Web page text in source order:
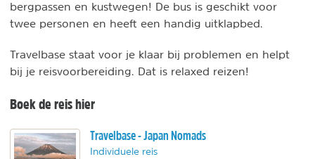
bergpassen en kustwegen! De bus is geschikt voor
twee personen en heeft een handig uitklapbed.
Travelbase staat voor je klaar bij problemen en helpt
bij je reisvoorbereiding. Dat is relaxed reizen!
Boek de reis hier
Travelbase - Japan Nomads
Individuele reis